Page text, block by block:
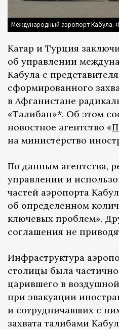
Международный аэропорт Кабула.
Катар и Турция
об управлении
Кабула с
сформированного
в Афганистане
«Талибан»*. Об этом
новостное агентство «
на министерство
По данным агентства,
управлении и
частей аэропорта
об определенном
ключевых проблем».
соглашения не
Инфраструктура
столицы была
царившего в
при эвакуации
и сотрудничавших с
захвата талибами